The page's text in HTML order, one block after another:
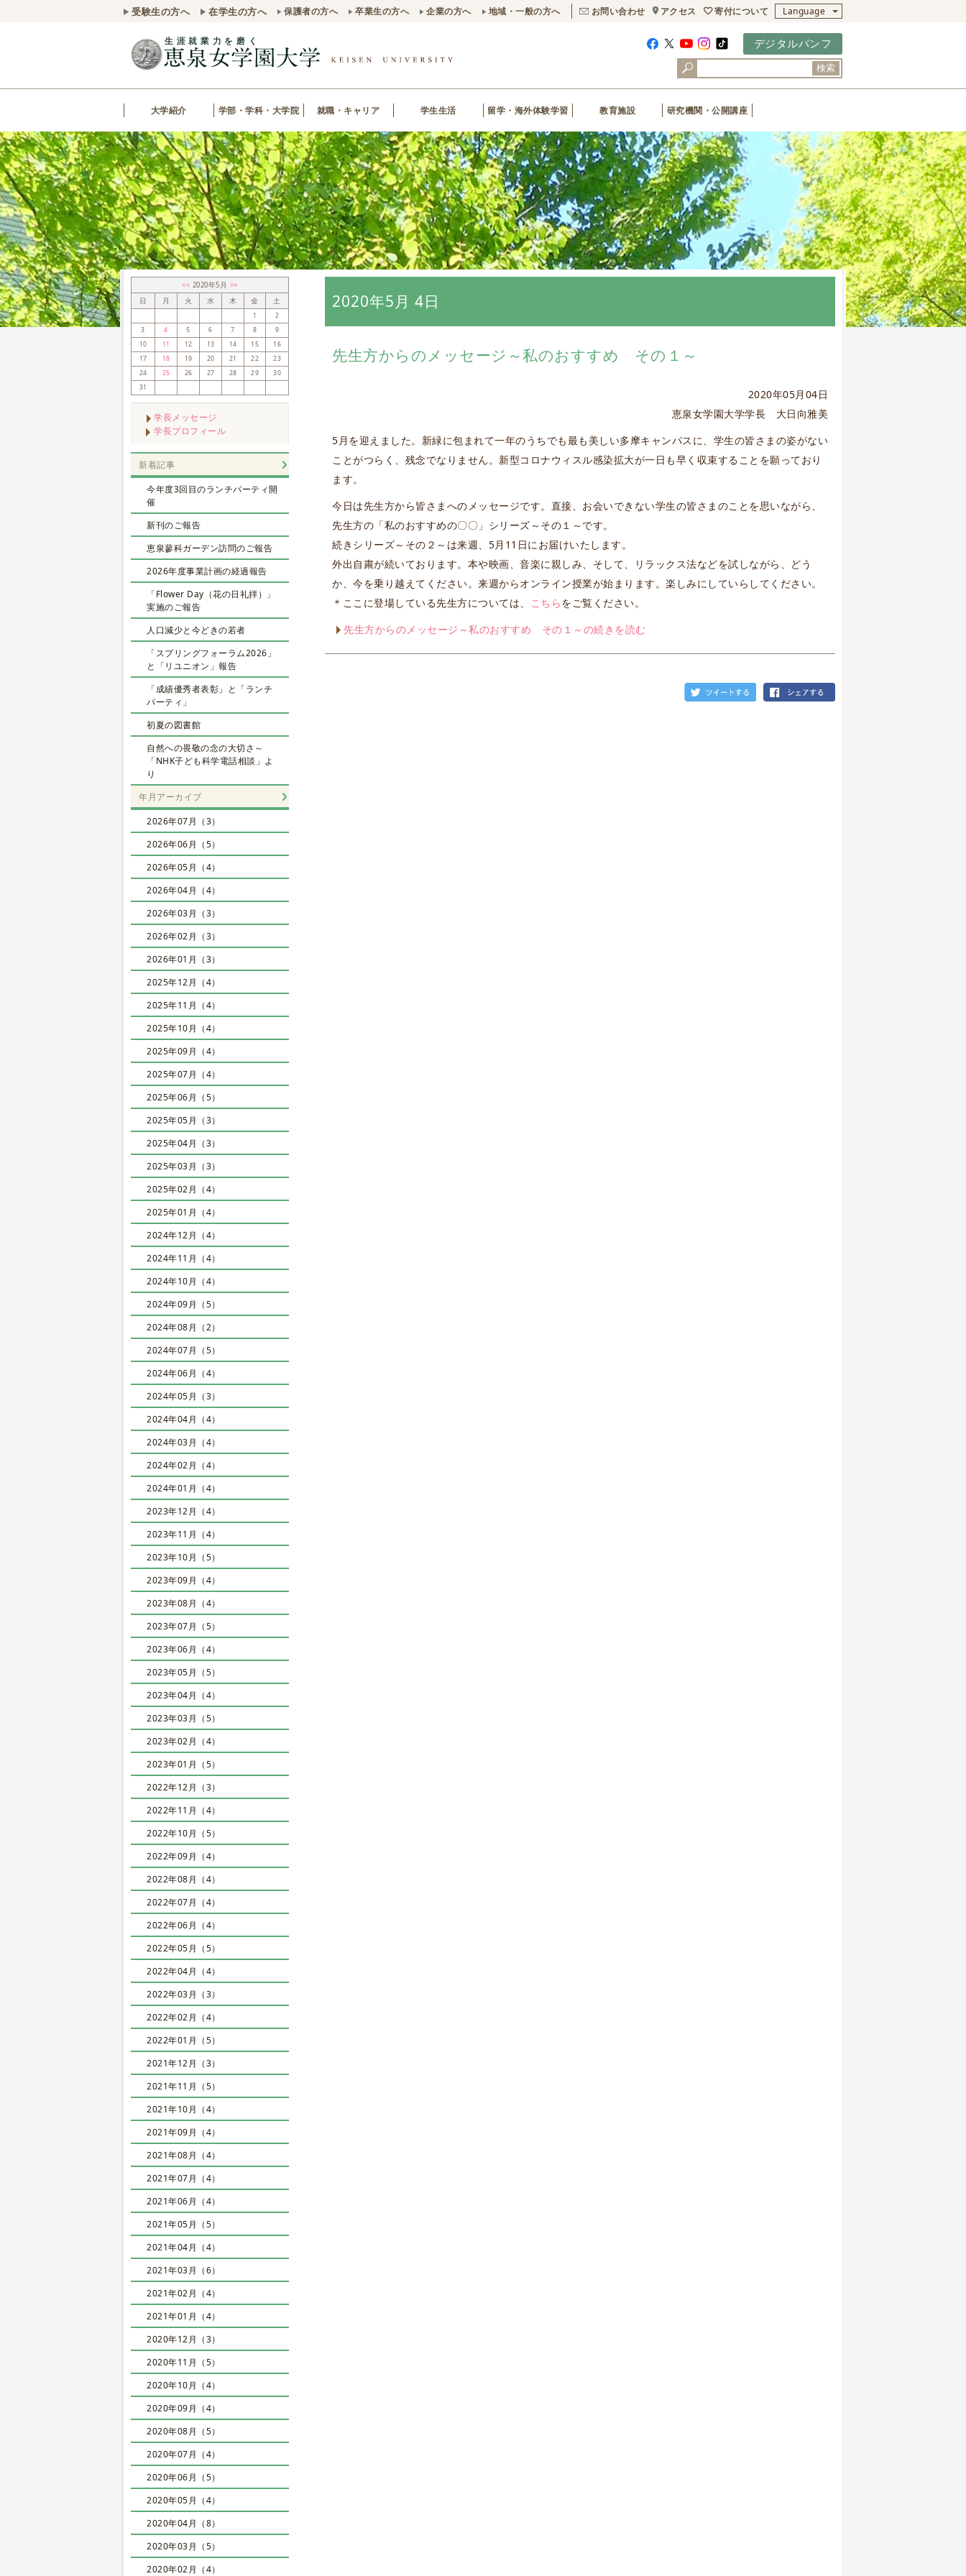
受験生の方へ 在学生の方へ 保護者の方へ 卒業生の方へ 企業の方へ 地域・一般の方へ お問い合わせ アクセス 寄付について Language
デジタルパンフ
検索
大学紹介 学部・学科・大学院 就職・キャリア 学生生活 留学・海外体験学習 教育施設 研究機関・公開講座
2020年5月 4日
先生方からのメッセージ～私のおすすめ その１～
2020年05月04日
恵泉女学園大学学長 大日向雅美
5月を迎えました。新緑に包まれて一年のうちでも最も美しい多摩キャンパスに、学生の皆さまの姿がない
ことがつらく、残念でなりません。新型コロナウィスル感染拡大が一日も早く収束することを願っており
ます。
今日は先生方から皆さまへのメッセージです。直接、お会いできない学生の皆さまのことを思いながら、
先生方の「私のおすすめの〇〇」シリーズ～その１～です。
続きシリーズ～その２～は来週、5月11日にお届けいたします。
外出自粛が続いております。本や映画、音楽に親しみ、そして、リラックス法などを試しながら、どう
か、今を乗り越えてください。来週からオンライン授業が始まります。楽しみにしていらしてください。
＊ここに登場している先生方については、
こちらをご覧ください。
先生方からのメッセージ～私のおすすめ その１～の続きを読む
<< 2020年5月 >>
日
月 火 水 木 金 土
1
2
3
4 5 6 7 8
9
10
11 12 13 14 15
16
17
18 19 20 21 22
23
24
25 26 27 28 29
30
31
学長メッセージ
学長プロフィール
新着記事
今年度3回目のランチパーティ開
催
新刊のご報告
恵泉蓼科ガーデン訪問のご報告
2026年度事業計画の経過報告
「Flower Day（花の日礼拝）」
実施のご報告
人口減少と今どきの若者
「スプリングフォーラム2026」
と「リユニオン」報告
「成績優秀者表彰」と「ランチ
パーティ」
初夏の図書館
自然への畏敬の念の大切さ～
「NHK子ども科学電話相談」よ
り
年月アーカイブ
2026年07月（3）
2026年06月（5）
2026年05月（4）
2026年04月（4）
2026年03月（3）
2026年02月（3）
2026年01月（3）
2025年12月（4）
2025年11月（4）
2025年10月（4）
2025年09月（4）
2025年07月（4）
2025年06月（5）
2025年05月（3）
2025年04月（3）
2025年03月（3）
2025年02月（4）
2025年01月（4）
2024年12月（4）
2024年11月（4）
2024年10月（4）
2024年09月（5）
2024年08月（2）
2024年07月（5）
2024年06月（4）
2024年05月（3）
2024年04月（4）
2024年03月（4）
2024年02月（4）
2024年01月（4）
2023年12月（4）
2023年11月（4）
2023年10月（5）
2023年09月（4）
2023年08月（4）
2023年07月（5）
2023年06月（4）
2023年05月（5）
2023年04月（4）
2023年03月（5）
2023年02月（4）
2023年01月（5）
2022年12月（3）
2022年11月（4）
2022年10月（5）
2022年09月（4）
2022年08月（4）
2022年07月（4）
2022年06月（4）
2022年05月（5）
2022年04月（4）
2022年03月（3）
2022年02月（4）
2022年01月（5）
2021年12月（3）
2021年11月（5）
2021年10月（4）
2021年09月（4）
2021年08月（4）
2021年07月（4）
2021年06月（4）
2021年05月（5）
2021年04月（4）
2021年03月（6）
2021年02月（4）
2021年01月（4）
2020年12月（3）
2020年11月（5）
2020年10月（4）
2020年09月（4）
2020年08月（5）
2020年07月（4）
2020年06月（5）
2020年05月（4）
2020年04月（8）
2020年03月（5）
2020年02月（4）